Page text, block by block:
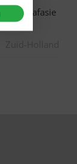
NAH / afasie